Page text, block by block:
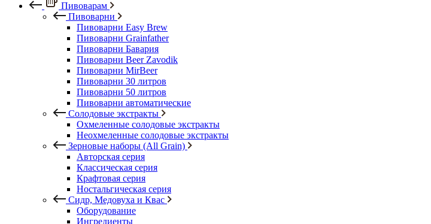
Пивоварам
Пивоварни
Пивоварни Easy Brew
Пивоварни Grainfather
Пивоварни Бавария
Пивоварни Beer Zavodik
Пивоварни MirBeer
Пивоварни 30 литров
Пивоварни 50 литров
Пивоварни автоматические
Солодовые экстракты
Охмеленные солодовые экстракты
Неохмеленные солодовые экстракты
Зерновые наборы (All Grain)
Авторская серия
Классическая серия
Крафтовая серия
Ностальгическая серия
Сидр, Медовуха и Квас
Оборудование
Ингредиенты